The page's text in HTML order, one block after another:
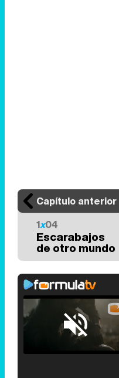
Capítulo anterior
1x04
Escarabajos
de otro mundo
Unmute